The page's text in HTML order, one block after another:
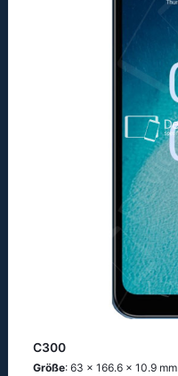
C300
Größe: 63 x 166.6 x 10.9 mm